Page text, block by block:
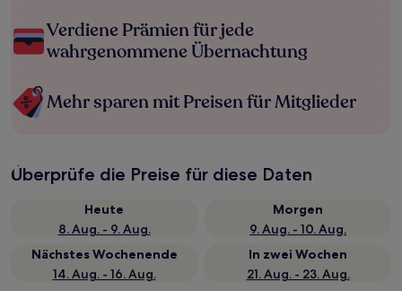
Verdiene Prämien für jede
wahrgenommene Übernachtung
Mehr sparen mit Preisen für Mitglieder
Überprüfe die Preise für diese Daten
Heute
8. Aug. - 9. Aug.
Morgen
9. Aug. - 10. Aug.
Nächstes Wochenende
14. Aug. - 16. Aug.
In zwei Wochen
21. Aug. - 23. Aug.